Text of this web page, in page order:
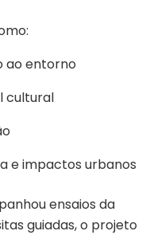
ao entorno
cultural
e impactos urbanos
ensaios da
guiadas, o projeto